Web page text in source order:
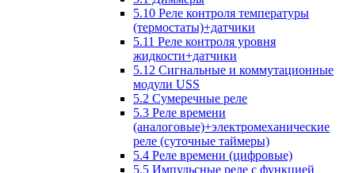
5.10 Реле контроля температуры
(термостаты)+датчики
5.11 Реле контроля уровня
жидкости+датчики
5.12 Сигнальные и коммутационные
модули USS
5.2 Сумеречные реле
5.3 Реле времени
(аналоговые)+электромеханические
реле (суточные таймеры)
5.4 Реле времени (цифровые)
5.5 Импульсные реле с функцией